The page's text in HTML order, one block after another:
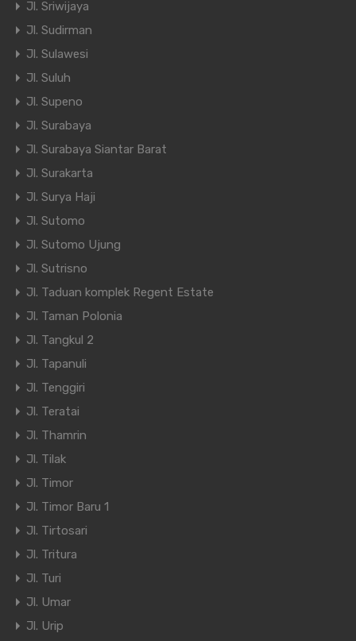
Jl. Sriwijaya
Jl. Sudirman
Jl. Sulawesi
Jl. Suluh
Jl. Supeno
Jl. Surabaya
Jl. Surabaya Siantar Barat
Jl. Surakarta
Jl. Surya Haji
Jl. Sutomo
Jl. Sutomo Ujung
Jl. Sutrisno
Jl. Taduan komplek Regent Estate
Jl. Taman Polonia
Jl. Tangkul 2
Jl. Tapanuli
Jl. Tenggiri
Jl. Teratai
Jl. Thamrin
Jl. Tilak
Jl. Timor
Jl. Timor Baru 1
Jl. Tirtosari
Jl. Tritura
Jl. Turi
Jl. Umar
Jl. Urip